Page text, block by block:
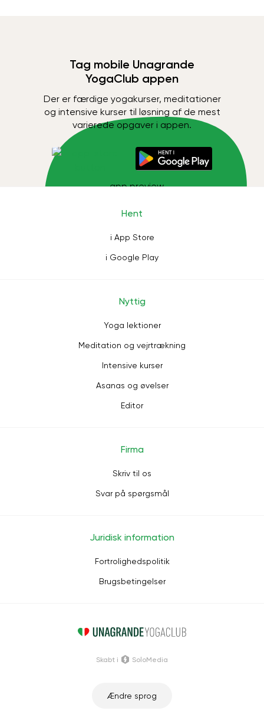
Tag mobile Unagrande
YogaClub appen
Der er færdige yogakurser, meditationer
og intensive kurser til løsning af de mest
varierede opgaver i appen.
Hent
i App Store
i Google Play
Nyttig
Yoga lektioner
Meditation og vejrtrækning
Intensive kurser
Asanas og øvelser
Editor
Firma
Skriv til os
Svar på spørgsmål
Juridisk information
Fortrolighedspolitik
Brugsbetingelser
Ændre sprog
Skabt i SoloMedia